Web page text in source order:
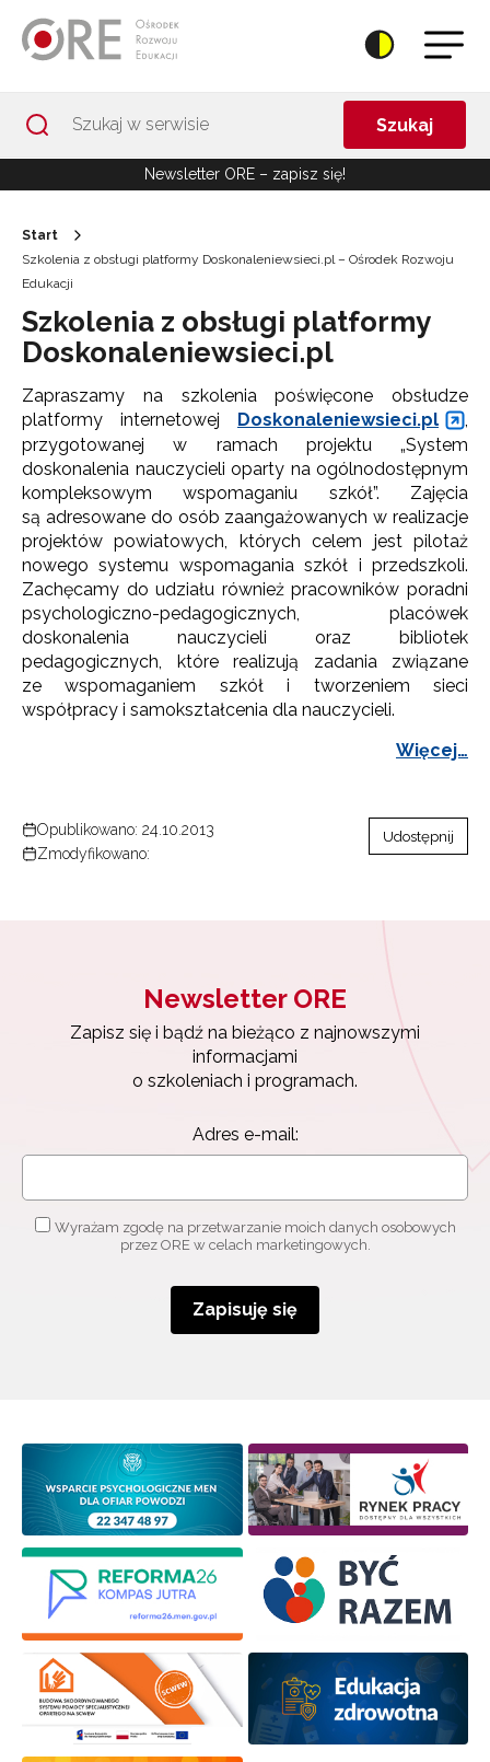
Szukaj
Newsletter ORE – zapisz się!
Start
Szkolenia z obsługi platformy Doskonaleniewsieci.pl – Ośrodek Rozwoju
Edukacji
Szkolenia z obsługi platformy
Doskonaleniewsieci.pl
Zapraszamy na szkolenia poświęcone obsłudze
platformy internetowej Doskonaleniewsieci.pl
,
przygotowanej w ramach projektu „System
doskonalenia nauczycieli oparty na ogólnodostępnym
kompleksowym wspomaganiu szkół”. Zajęcia
są adresowane do osób zaangażowanych w realizacje
projektów powiatowych, których celem jest pilotaż
nowego systemu wspomagania szkół i przedszkoli.
Zachęcamy do udziału również pracowników poradni
psychologiczno-pedagogicznych, placówek
doskonalenia nauczycieli oraz bibliotek
pedagogicznych, które realizują zadania związane
ze wspomaganiem szkół i tworzeniem sieci
współpracy i samokształcenia dla nauczycieli.
Więcej…
Opublikowano: 24.10.2013
Zmodyfikowano:
Udostępnij
Newsletter ORE
Zapisz się i bądź na bieżąco z najnowszymi
informacjami
o szkoleniach i programach.
Adres e-mail:
Wyrażam zgodę na przetwarzanie moich danych osobowych
przez ORE w celach marketingowych.
Zapisuję się